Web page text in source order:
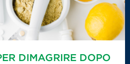
DIMAGRIRE DOPO